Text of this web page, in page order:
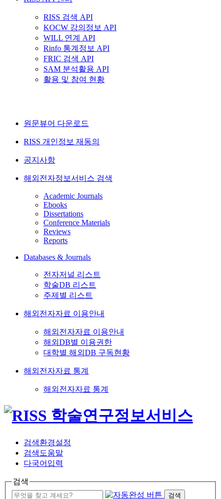
RISS 검색 API
KOCW 강의정보 API
WILL 연계 API
Rinfo 통계정보 API
FRIC 검색 API
SAM 분석활용 API
활용 및 참여 현황
원문뷰어 다운로드
RISS 개인정보 재동의
공지사항
해외전자정보서비스 검색
Academic Journals
Ebooks
Dissertations
Conference Materials
Reviews
Reports
Databases & Journals
전자저널 리스트
학술DB 리스트
주제별 리스트
해외전자자료 이용안내
해외전자자료 이용안내
해외DB별 이용권한
대학별 해외DB 구독현황
해외전자자료 통계
해외전자자료 통계
검색환경설정
검색도움말
다국어입력
검색
검색